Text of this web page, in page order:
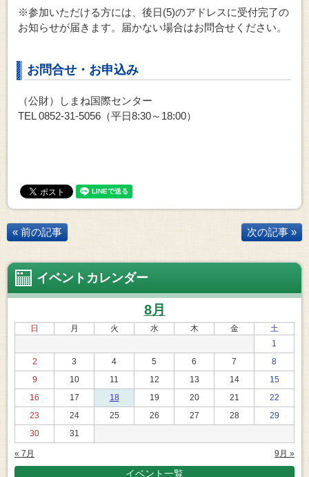
※参加いただける方には、後日(5)のアドレスに受付完了の
お知らせが届きます。届かない場合はお問合せください。
お問合せ・お申込み
（公財）しまね国際センター
TEL 0852-31-5056（平日8:30～18:00）
« 前の記事 次の記事 »
イベントカレンダー
8月
日 月 火 水 木 金
土
1
2
3 4 5 6 7
8
9
10 11 12 13 14
15
16
17 18 19 20 21
22
23
24 25 26 27 28
29
30
31
« 7月 9月 »
イベント一覧